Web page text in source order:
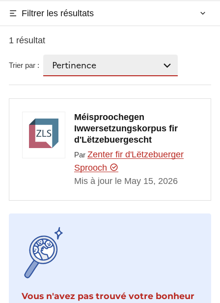
Filtrer les résultats
1 résultat
Trier par :
Méisproochegen
Iwwersetzungskorpus fir
d'Lëtzebuergescht
Par Zenter fir d'Lëtzebuerger
Sprooch
Mis à jour le May 15, 2026
Vous n'avez pas trouvé votre bonheur